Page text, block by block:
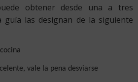
obtener desde una a tres
guía las designan de la siguiente
vale la pena desviarse